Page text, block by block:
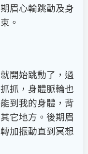
眉心輪跳動及身
。
開始跳動了，過
抓，身體脈輪也
到我的身體，背
它地方。後期眉
加振動直到冥想